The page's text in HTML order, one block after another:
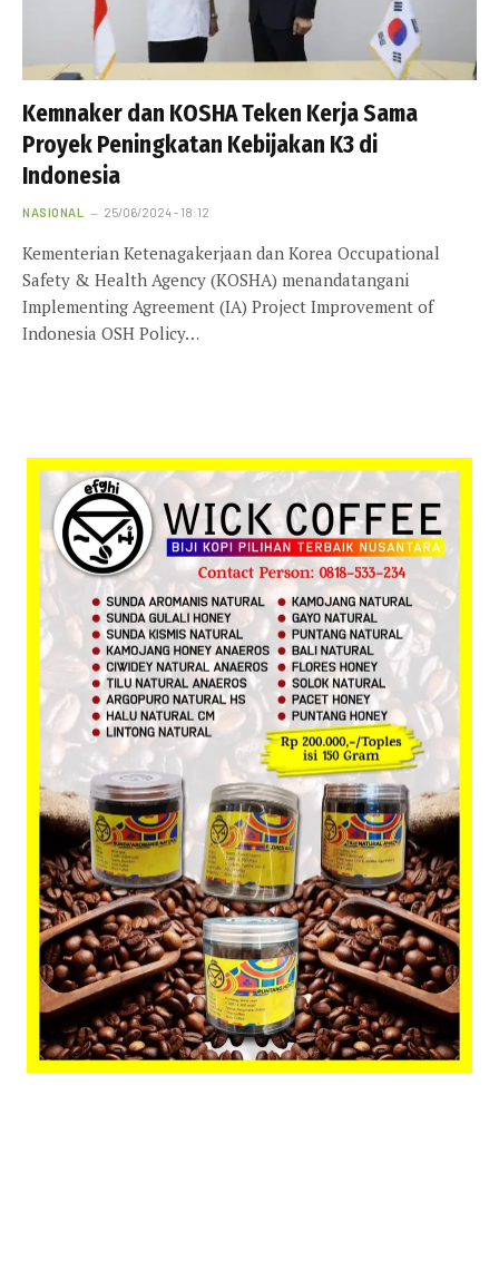
Kemnaker dan KOSHA Teken Kerja Sama
Proyek Peningkatan Kebijakan K3 di
Indonesia
NASIONAL 25/06/2024 - 18:12
Kementerian Ketenagakerjaan dan Korea Occupational
Safety & Health Agency (KOSHA) menandatangani
Implementing Agreement (IA) Project Improvement of
Indonesia OSH Policy…